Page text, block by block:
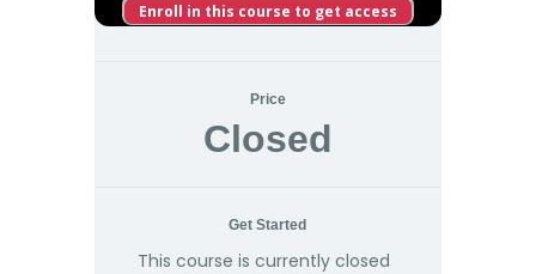
Enroll in this course to get access
Price
Closed
Get Started
This course is currently closed